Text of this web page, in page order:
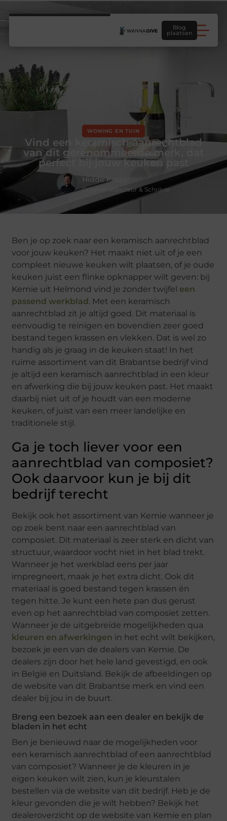
Blog
plaatsen
WONING EN TUIN
Vind een keramisch aanrechtblad
van dit gerenommeerde merk, dat
perfect bij jouw keuken past
Hidde Koster
Creatief redacteur & Schrijver
Ben je op zoek naar een keramisch aanrechtblad
voor jouw keuken? Het maakt niet uit of je een
compleet nieuwe keuken wilt plaatsen, of je oude
keuken juist een flinke opknapper wilt geven: bij
Kemie uit Helmond vind je zonder twijfel een
passend werkblad. Met een keramisch
aanrechtblad zit je altijd goed. Dit materiaal is
eenvoudig te reinigen en bovendien zeer goed
bestand tegen krassen en vlekken. Dat is wel zo
handig als je graag in de keuken staat! In het
ruime assortiment van dit Brabantse bedrijf vind
je altijd een keramisch aanrechtblad in een kleur
en afwerking die bij jouw keuken past. Het maakt
daarbij niet uit of je houdt van een moderne
keuken, of juist van een meer landelijke en
traditionele stijl.
Ga je toch liever voor een
aanrechtblad van composiet?
Ook daarvoor kun je bij dit
bedrijf terecht
Bekijk ook het assortiment van Kemie wanneer je
op zoek bent naar een aanrechtblad van
composiet. Dit materiaal is zeer sterk en dicht van
structuur, waardoor vocht niet in het blad trekt.
Wanneer je het werkblad eens per jaar
impregneert, maak je het extra dicht. Ook dit
materiaal is goed bestand tegen krassen én
tegen hitte. Je kunt een hete pan dus gerust
even op het aanrechtblad van composiet zetten.
Wanneer je de uitgebreide mogelijkheden qua
kleuren en afwerkingen in het echt wilt bekijken,
bezoek je een van de dealers van Kemie. De
dealers zijn door het hele land gevestigd, en ook
in België en Duitsland. Bekijk de afbeeldingen op
de website van dit Brabantse merk en vind een
dealer bij jou in de buurt.
Breng een bezoek aan een dealer en bekijk de
bladen in het echt
Ben je benieuwd naar de mogelijkheden voor
een keramisch aanrechtblad of een aanrechtblad
van composiet? Wanneer je de kleuren in je
eigen keuken wilt zien, kun je kleurstalen
bestellen via de website van dit bedrijf. Heb je de
kleur gevonden die je wilt hebben? Bekijk het
dealeroverzicht op de website van Kemie en plan